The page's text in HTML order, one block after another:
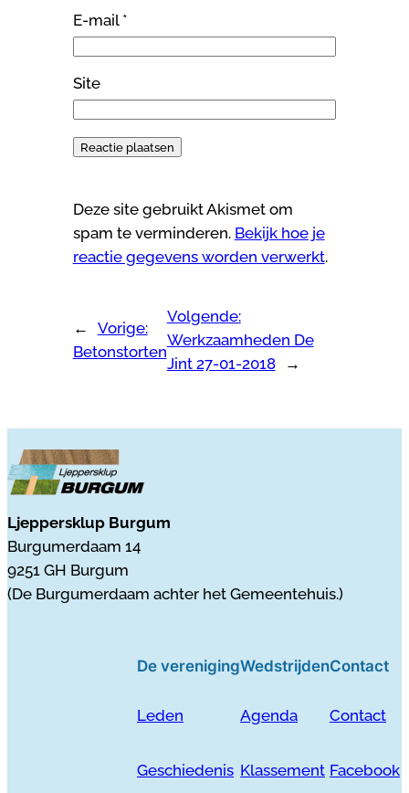
E-mail *
Site
Deze site gebruikt Akismet om
spam te verminderen. Bekijk hoe je
reactie gegevens worden verwerkt.
←
Vorige:
Betonstorten
Volgende:
Werkzaamheden De
Jint 27-01-2018
→
Ljeppersklup Burgum
Burgumerdaam 14
9251 GH Burgum
(De Burgumerdaam achter het Gemeentehuis.)
De vereniging
Leden
Geschiedenis
Wedstrijden
Agenda
Klassement
Contact
Contact
Facebook